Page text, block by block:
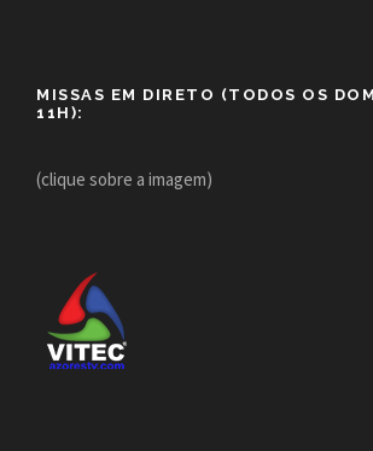
MISSAS EM DIRETO (TODOS OS
11H):
(clique sobre a imagem)